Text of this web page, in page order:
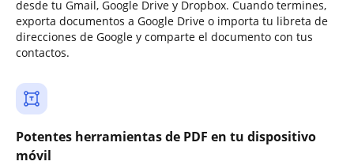
desde tu Gmail, Google Drive y Dropbox. Cuando termines,
exporta documentos a Google Drive o importa tu libreta de
direcciones de Google y comparte el documento con tus
contactos.
Potentes herramientas de PDF en tu dispositivo
móvil